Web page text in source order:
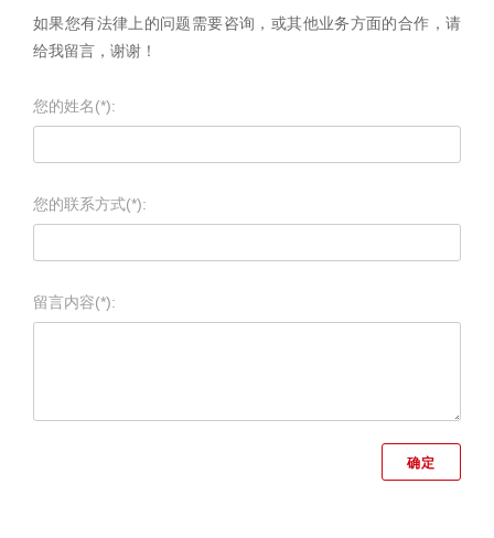
如果您有法律上的问题需要咨询，或其他业务方面的合作，请
给我留言，谢谢！
您的姓名(*):
您的联系方式(*):
留言内容(*):